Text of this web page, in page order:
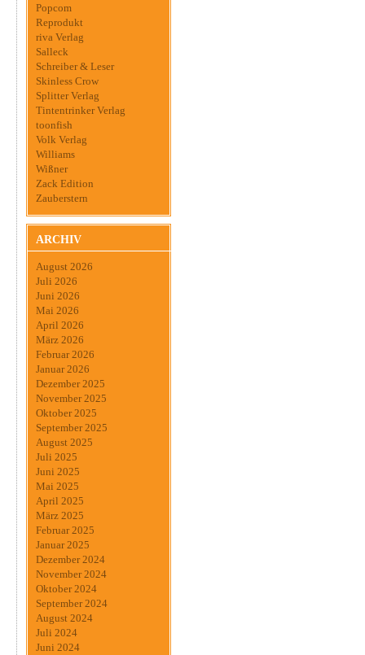
Popcom
Reprodukt
riva Verlag
Salleck
Schreiber & Leser
Skinless Crow
Splitter Verlag
Tintentrinker Verlag
toonfish
Volk Verlag
Williams
Wißner
Zack Edition
Zauberstern
ARCHIV
August 2026
Juli 2026
Juni 2026
Mai 2026
April 2026
März 2026
Februar 2026
Januar 2026
Dezember 2025
November 2025
Oktober 2025
September 2025
August 2025
Juli 2025
Juni 2025
Mai 2025
April 2025
März 2025
Februar 2025
Januar 2025
Dezember 2024
November 2024
Oktober 2024
September 2024
August 2024
Juli 2024
Juni 2024